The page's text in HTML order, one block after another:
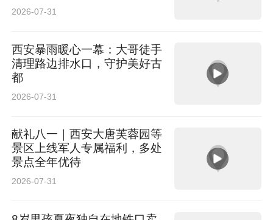
2026-07-31
西安暴雨暖心一幕：大哥徒手
清理路边排水口，守护美好古
都
2026-07-31
献礼八一｜西安大唐芙蓉园等
景区上线军人专属福利，多处
景点全年优待
2026-07-31